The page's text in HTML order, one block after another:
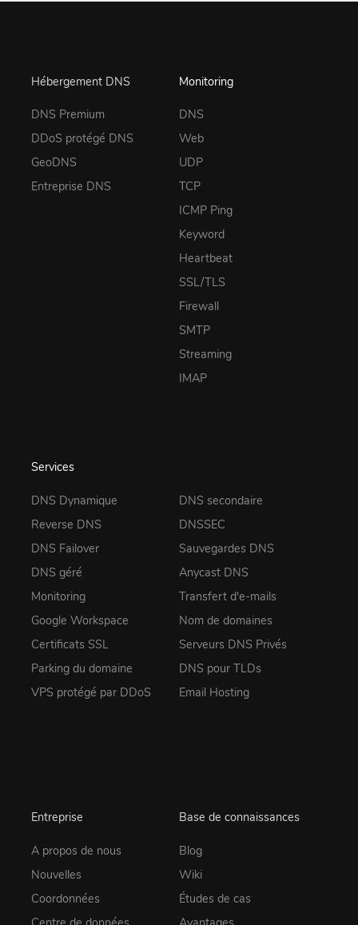
Hébergement DNS
DNS Premium
DDoS protégé DNS
GeoDNS
Entreprise DNS
Monitoring
DNS
Web
UDP
TCP
ICMP Ping
Keyword
Heartbeat
SSL/TLS
Firewall
SMTP
Streaming
IMAP
Services
DNS Dynamique
Reverse DNS
DNS Failover
DNS géré
Monitoring
Google Workspace
Certificats SSL
Parking du domaine
VPS protégé par DDoS
DNS secondaire
DNSSEC
Sauvegardes DNS
Anycast DNS
Transfert d'e-mails
Nom de domaines
Serveurs DNS Privés
DNS pour TLDs
Email Hosting
Entreprise
A propos de nous
Nouvelles
Coordonnées
Base de connaissances
Blog
Wiki
Études de cas